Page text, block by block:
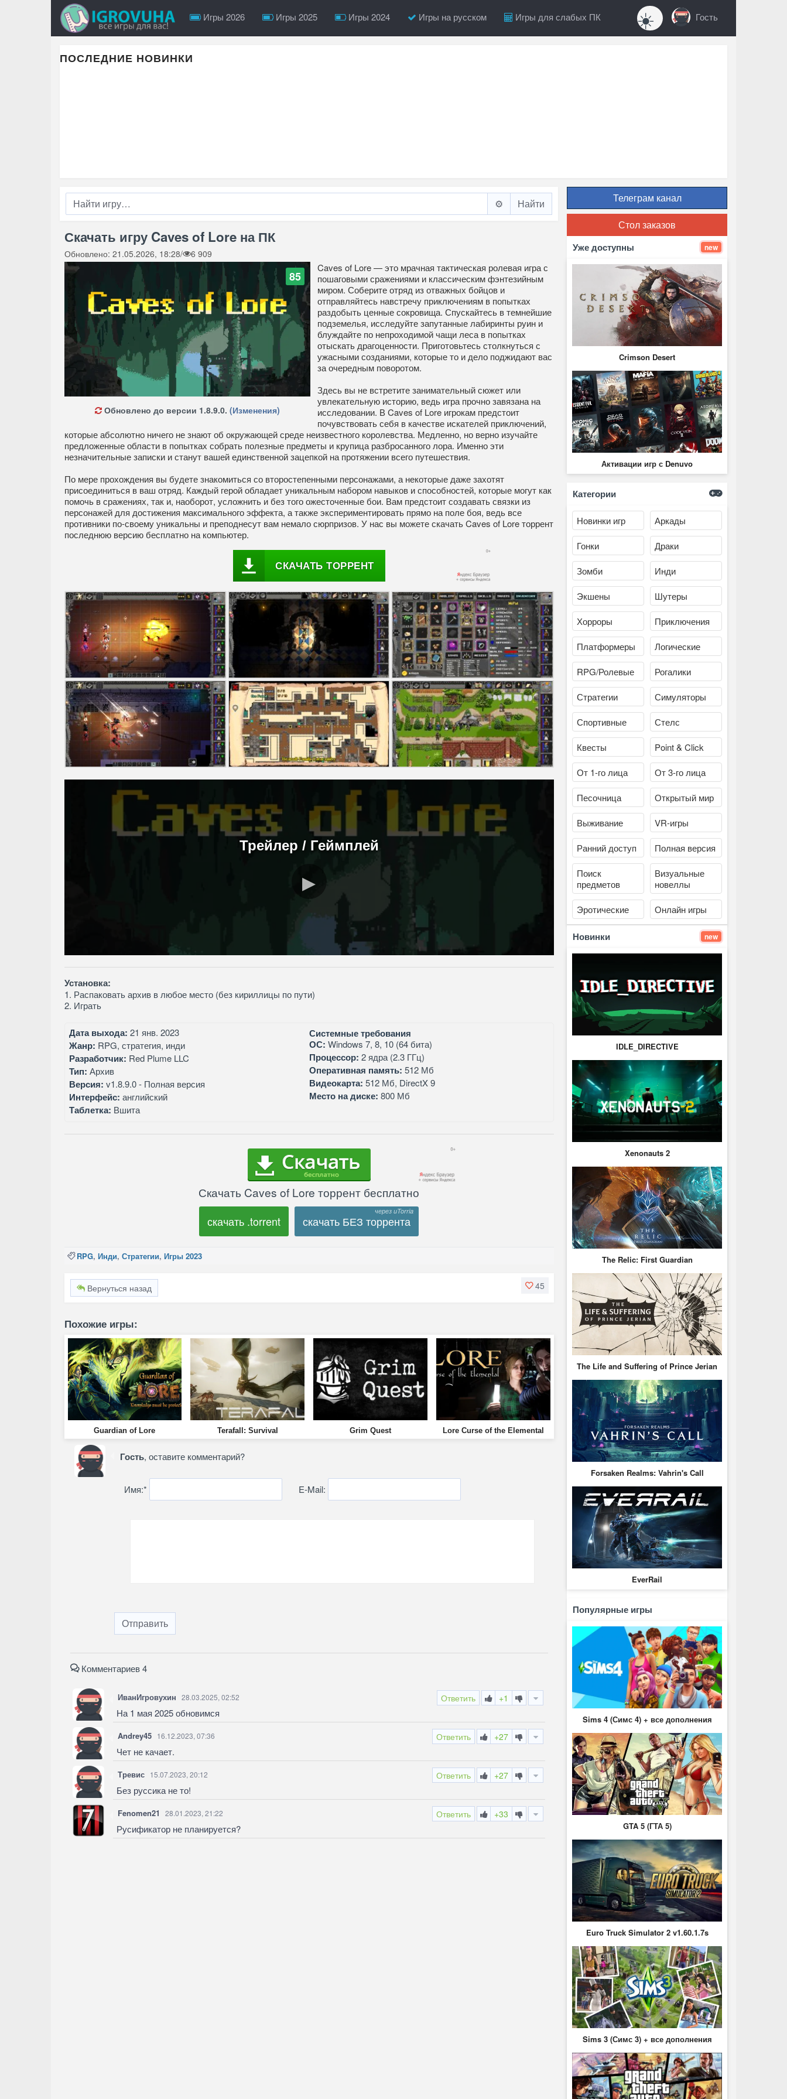
Игры 2026 Игры 2025 Игры 2024 Игры на русском Игры для слабых ПК ☀️ Гость
ПОСЛЕДНИЕ НОВИНКИ
⚙️
Скачать игру Caves of Lore на ПК
Обновлено: 21.05.2026, 18:28/ 6 909
85
Обновлено до версии 1.8.9.0. (Изменения)
Caves of Lore — это мрачная тактическая ролевая игра с
пошаговыми сражениями и классическим фэнтезийным
миром. Соберите отряд из отважных бойцов и
отправляйтесь навстречу приключениям в попытках
раздобыть ценные сокровища. Спускайтесь в темнейшие
подземелья, исследуйте запутанные лабиринты руин и
блуждайте по непроходимой чащи леса в попытках
отыскать драгоценности. Приготовьтесь столкнуться с
ужасными созданиями, которые то и дело поджидают вас
за очередным поворотом.
Здесь вы не встретите занимательный сюжет или
увлекательную историю, ведь игра прочно завязана на
исследовании. В Caves of Lore игрокам предстоит
почувствовать себя в качестве искателей приключений,
которые абсолютно ничего не знают об окружающей среде неизвестного королевства. Медленно, но верно изучайте
предложенные области в попытках собрать полезные предметы и крупица разбросанного лора. Именно эти
незначительные записки и станут вашей единственной зацепкой на протяжении всего путешествия.
По мере прохождения вы будете знакомиться со второстепенными персонажами, а некоторые даже захотят
присоединиться в ваш отряд. Каждый герой обладает уникальным набором навыков и способностей, которые могут как
помочь в сражениях, так и, наоборот, усложнить и без того ожесточенные бои. Вам предстоит создавать связки из
персонажей для достижения максимального эффекта, а также экспериментировать прямо на поле боя, ведь все
противники по-своему уникальны и преподнесут вам немало сюрпризов. У нас вы можете скачать Caves of Lore торрент
последнюю версию бесплатно на компьютер.
СКАЧАТЬ ТОРРЕНТ
Трейлер / Геймплей
Установка:
1. Распаковать архив в любое место (без кириллицы по пути)
2. Играть
Дата выхода: 21 янв. 2023
Жанр: RPG, стратегия, инди
Разработчик: Red Plume LLC
Тип: Архив
Версия: v1.8.9.0 - Полная версия
Интерфейс: английский
Таблетка: Вшита
Системные требования
ОС: Windows 7, 8, 10 (64 бита)
Процессор: 2 ядра (2.3 ГГц)
Оперативная память: 512 Мб
Видеокарта: 512 Мб, DirectX 9
Место на диске: 800 Мб
Скачать Caves of Lore торрент бесплатно
скачать .torrent скачать БЕЗ торрента
RPG, Инди, Стратегии, Игры 2023
45
Вернуться назад
Похожие игры:
Guardian of Lore Terafall: Survival Grim Quest Lore Curse of the Elemental
Гость, оставите комментарий?
Имя:* E-Mail:
Отправить
Комментариев 4
Ответить +1
ИванИгровухин 28.03.2025, 02:52
На 1 мая 2025 обновимся
Ответить +27
Andrey45 16.12.2023, 07:36
Чет не качает.
Ответить +27
Тревис 15.07.2023, 20:12
Без руссика не то!
Ответить +33
Fenomen21 28.01.2023, 21:22
Русификатор не планируется?
Телеграм канал
Стол заказов
Уже доступны new
Crimson Desert
Активации игр с Denuvo
Категории
Новинки игр Аркады
Гонки Драки
Зомби Инди
Экшены Шутеры
Хорроры Приключения
Платформеры Логические
RPG/Ролевые Рогалики
Стратегии Симуляторы
Спортивные Стелс
Квесты Point & Click
От 1-го лица От 3-го лица
Песочница Открытый мир
Выживание VR-игры
Ранний доступ Полная версия
Поиск
предметов
Визуальные
новеллы
Эротические Онлайн игры
Новинки new
IDLE_DIRECTIVE
Xenonauts 2
The Relic: First Guardian
The Life and Suffering of Prince Jerian
Forsaken Realms: Vahrin's Call
EverRail
Популярные игры
Sims 4 (Симс 4) + все дополнения
GTA 5 (ГТА 5)
Euro Truck Simulator 2 v1.60.1.7s
Sims 3 (Симс 3) + все дополнения